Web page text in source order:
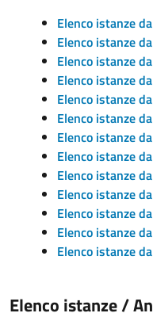
Elenco istanze
Elenco istanze
Elenco istanze
Elenco istanze
Elenco istanze
Elenco istanze
Elenco istanze
Elenco istanze
Elenco istanze
Elenco istanze
Elenco istanze
Elenco istanze
Elenco istanze
Elenco istanze /